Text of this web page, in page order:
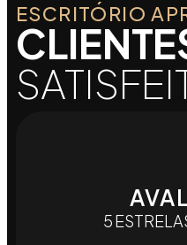
ESCRITÓRIO
5